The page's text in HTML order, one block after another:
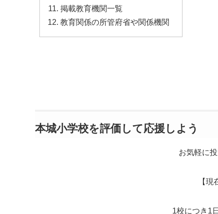
掲載教育機関一覧
教育関係の所管府省や関係機関
本城小学校を評価して応援しよう
お気軽に
【
1校につき1